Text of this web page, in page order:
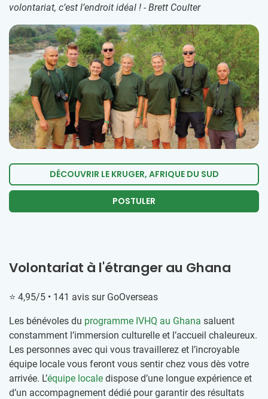
volontariat, c’est l’endroit idéal ! - Brett Coulter
DÉCOUVRIR LE KRUGER, AFRIQUE DU SUD
POSTULER
Volontariat à l'étranger au Ghana
⭐ 4,95/5 • 141 avis sur GoOverseas
Les bénévoles du programme IVHQ au Ghana saluent
constamment l’immersion culturelle et l’accueil chaleureux.
Les personnes avec qui vous travaillerez et l’incroyable
équipe locale vous feront vous sentir chez vous dès votre
arrivée. L’équipe locale dispose d’une longue expérience et
d’un accompagnement dédié pour garantir des résultats